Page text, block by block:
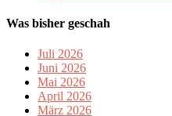
Was bisher geschah
Juli 2026
Juni 2026
Mai 2026
April 2026
März 2026